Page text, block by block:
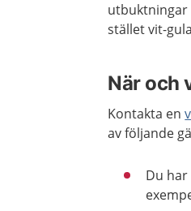
utbuktningar
stället vit-
När och
Kontakta en
av följande
Du